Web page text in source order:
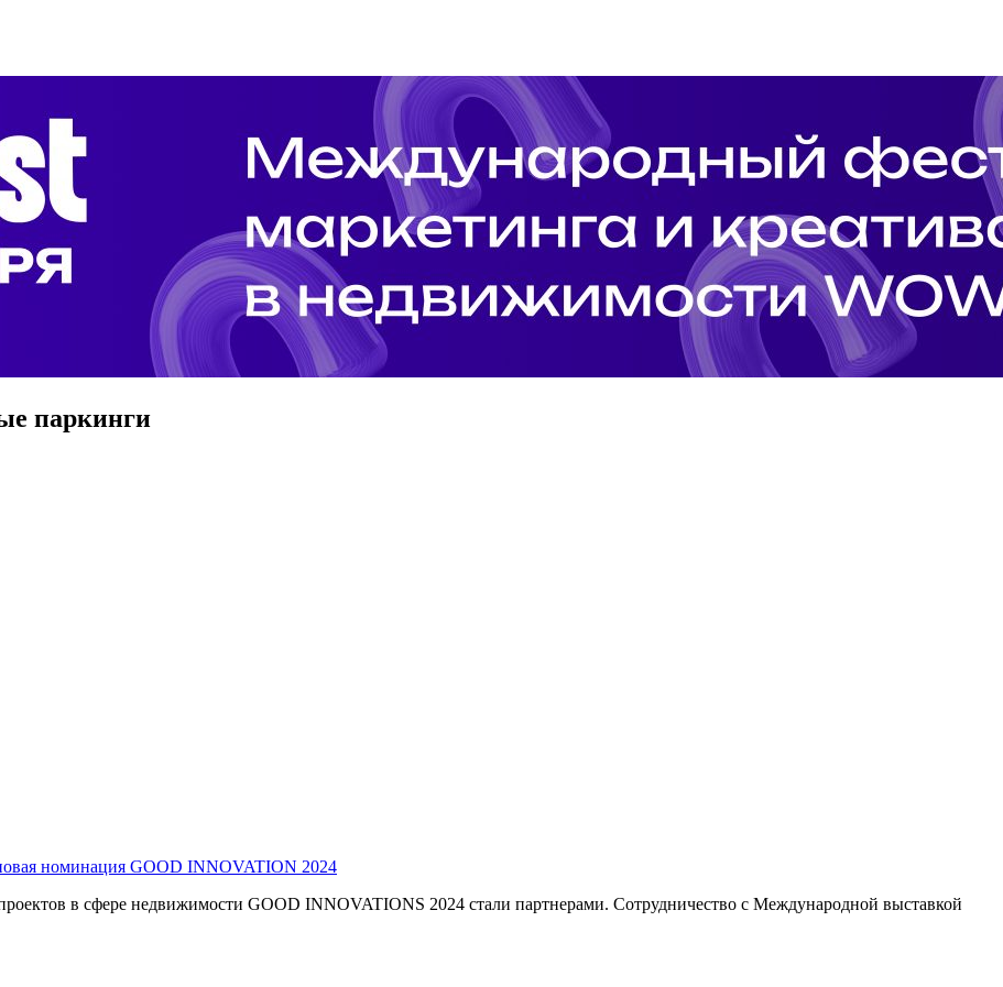
паркинги
номинация GOOD INNOVATION 2024
в сфере недвижимости GOOD INNOVATIONS 2024 стали партнерами. Сотрудничество с Международной выставкой